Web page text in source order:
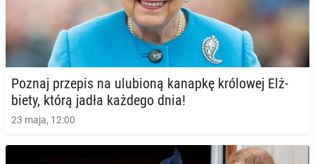
Poznaj przepis na ulu­bio­ną kanapkę kró­lo­wej Elż­
bie­ty, którą jadła każdego dnia!
23 maja, 12:00